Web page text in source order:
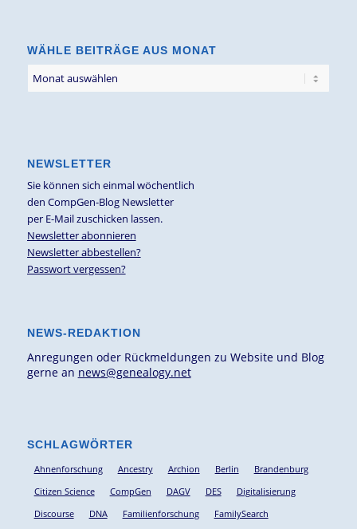
WÄHLE BEITRÄGE AUS MONAT
NEWSLETTER
Sie können sich einmal wöchentlich
den CompGen-Blog Newsletter
per E-Mail zuschicken lassen.
Newsletter abonnieren
Newsletter abbestellen?
Passwort vergessen?
NEWS-REDAKTION
Anregungen oder Rückmeldungen zu Website und Blog
gerne an news@genealogy.net
SCHLAGWÖRTER
Ahnenforschung Ancestry Archion Berlin
Brandenburg
Citizen Science
CompGen DAGV DES
Digitalisierung
Discourse
DNA Familienforschung
FamilySearch